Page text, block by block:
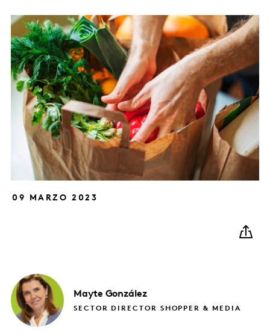
09 MARZO 2023
Mayte González
SECTOR DIRECTOR SHOPPER & MEDIA